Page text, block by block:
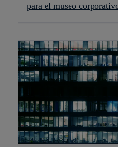
para el museo